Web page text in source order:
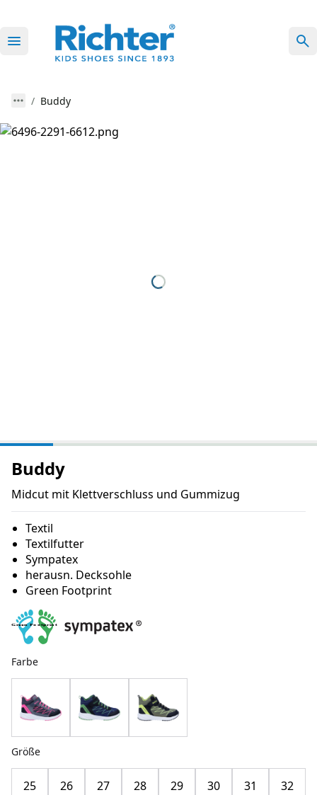
Buddy
Buddy
Midcut mit Klettverschluss und Gummizug
Textil
Textilfutter
Sympatex
herausn. Decksohle
Green Footprint
Farbe
Größe
25 26 27 28 29 30 31 32